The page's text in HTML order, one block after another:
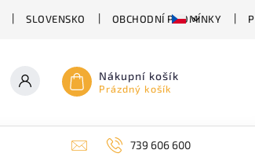
SLOVENSKO OBCHODNÍ PODMÍNKY
Nákupní košík
Prázdný košík
SUDOVÉ PIVO PIVO V PLECHU
739 606 600